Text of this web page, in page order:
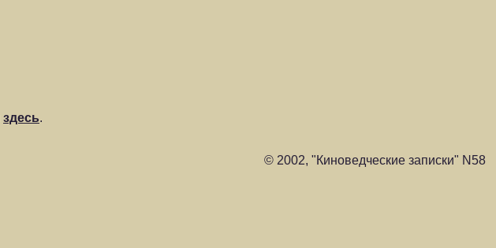
здесь.
© 2002, "Киноведческие записки" N58